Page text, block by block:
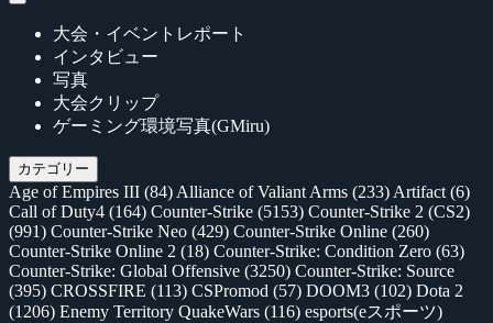
大会・イベントレポート
インタビュー
写真
大会クリップ
ゲーミング環境写真(GMiru)
カテゴリー
Age of Empires III (84) Alliance of Valiant Arms (233) Artifact (6)
Call of Duty4 (164) Counter-Strike (5153) Counter-Strike 2 (CS2)
(991) Counter-Strike Neo (429) Counter-Strike Online (260)
Counter-Strike Online 2 (18) Counter-Strike: Condition Zero (63)
Counter-Strike: Global Offensive (3250) Counter-Strike: Source
(395) CROSSFIRE (113) CSPromod (57) DOOM3 (102) Dota 2
(1206) Enemy Territory QuakeWars (116) esports(eスポーツ)